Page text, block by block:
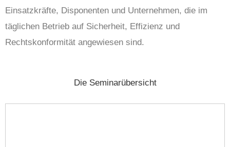
Einsatzkräfte, Disponenten und Unternehmen, die im
täglichen Betrieb auf Sicherheit, Effizienz und
Rechtskonformität angewiesen sind.
Die Seminarübersicht